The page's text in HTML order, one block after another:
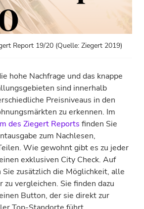
Report 19/20 (Quelle: Ziegert 2019)
hohe Nachfrage und das knappe
sind innerhalb
Preisniveaus in den
zu erkennen. Im
des Ziegert Reports finden Sie
zum Nachlesen,
Wie gewohnt gibt es zu jeder
exklusiven City Check. Auf
zusätzlich die Möglichkeit, alle
zu vergleichen. Sie finden dazu
Button, der sie direkt zur